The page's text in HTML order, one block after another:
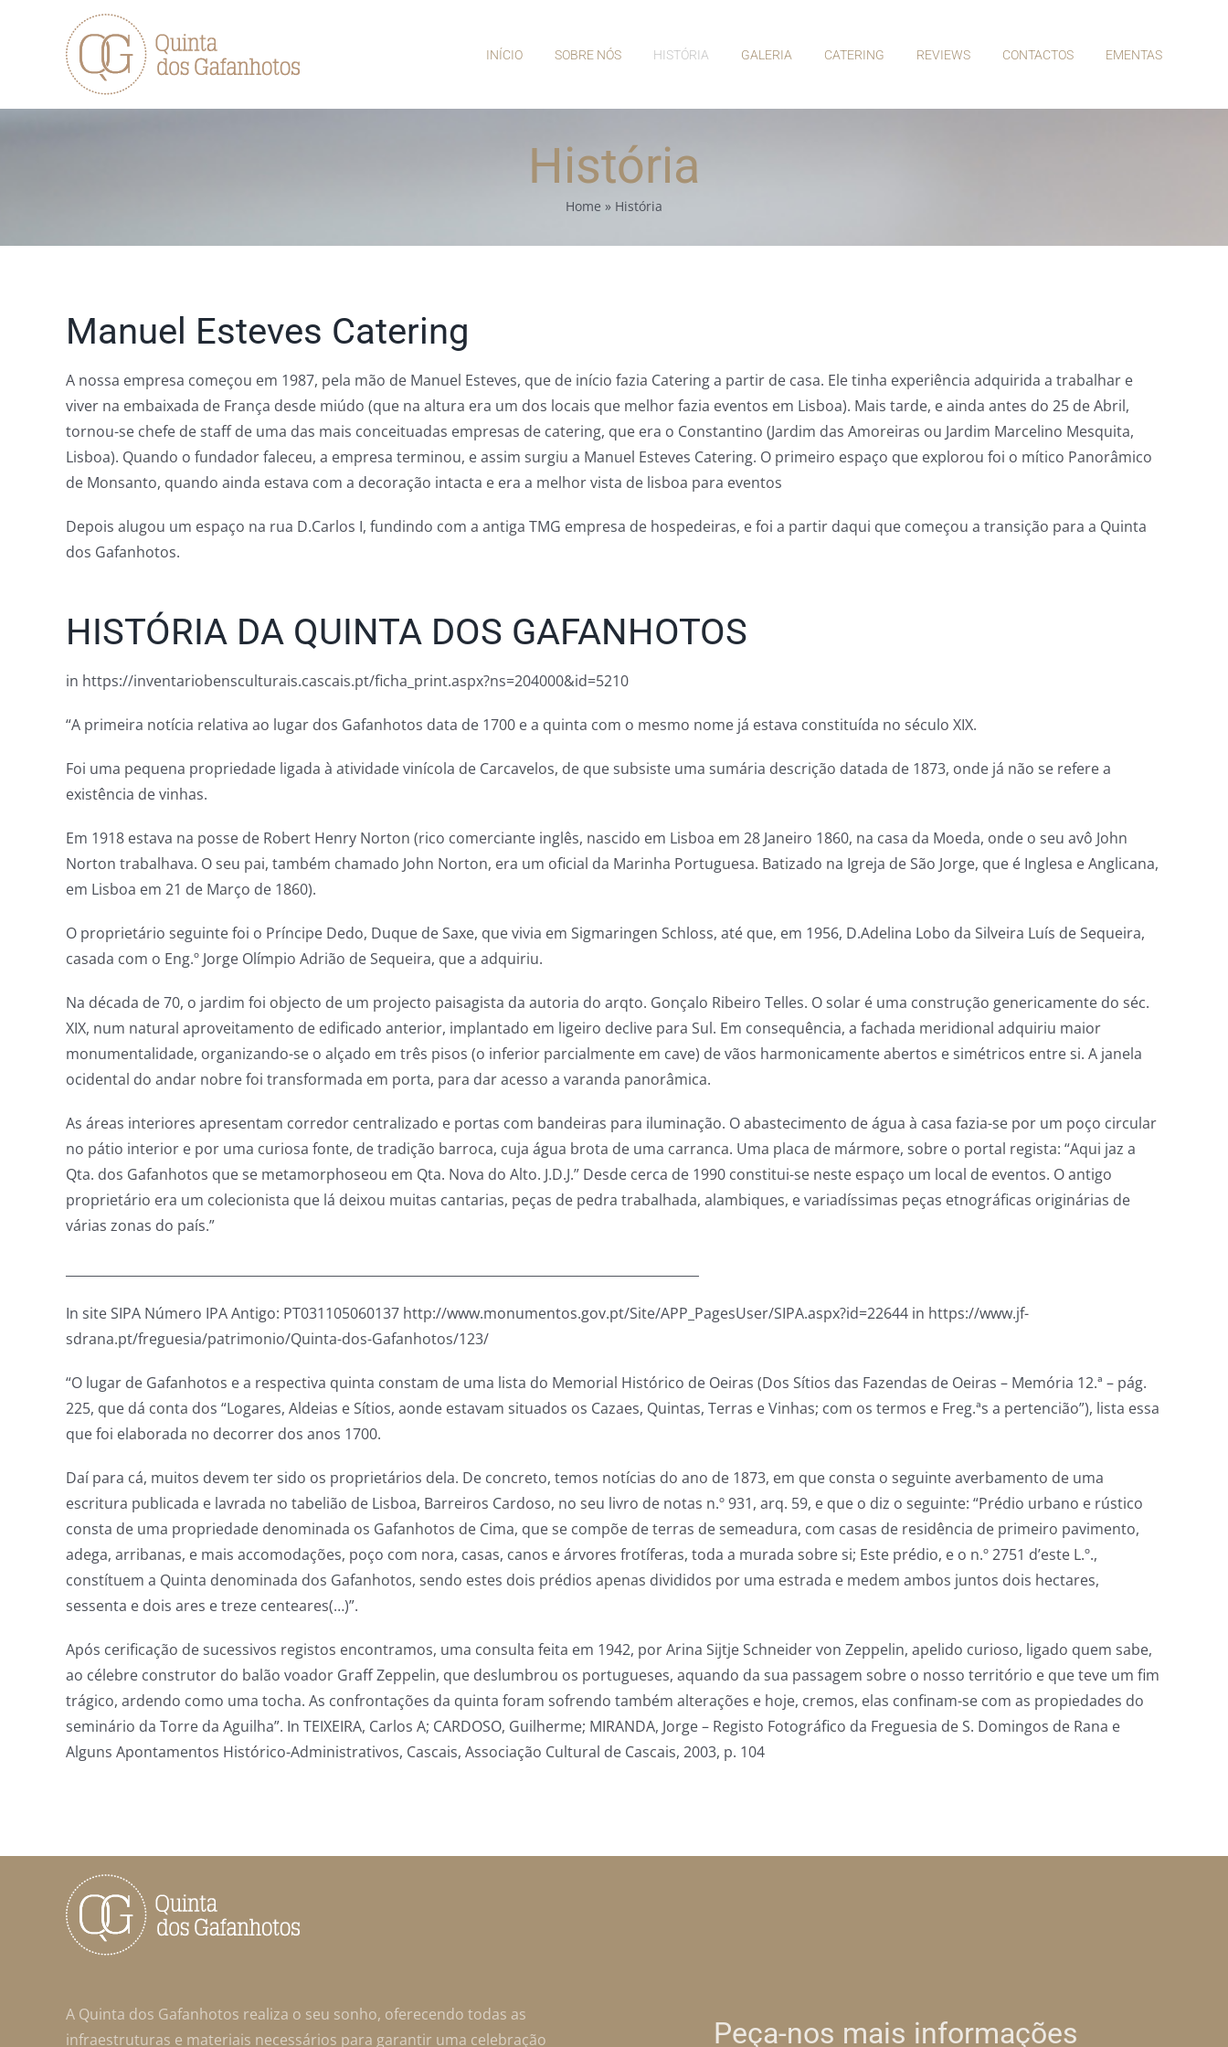
INÍCIO SOBRE NÓS HISTÓRIA GALERIA CATERING REVIEWS CONTACTOS EMENTAS
História
Home » História
Manuel Esteves Catering
A nossa empresa começou em 1987, pela mão de Manuel Esteves, que de início fazia Catering a partir de casa. Ele tinha experiência adquirida a trabalhar e
viver na embaixada de França desde miúdo (que na altura era um dos locais que melhor fazia eventos em Lisboa). Mais tarde, e ainda antes do 25 de Abril,
tornou-se chefe de staff de uma das mais conceituadas empresas de catering, que era o Constantino (Jardim das Amoreiras ou Jardim Marcelino Mesquita,
Lisboa). Quando o fundador faleceu, a empresa terminou, e assim surgiu a Manuel Esteves Catering. O primeiro espaço que explorou foi o mítico Panorâmico
de Monsanto, quando ainda estava com a decoração intacta e era a melhor vista de lisboa para eventos
Depois alugou um espaço na rua D.Carlos I, fundindo com a antiga TMG empresa de hospedeiras, e foi a partir daqui que começou a transição para a Quinta
dos Gafanhotos.
HISTÓRIA DA QUINTA DOS GAFANHOTOS
in https://inventariobensculturais.cascais.pt/ficha_print.aspx?ns=204000&id=5210
“A primeira notícia relativa ao lugar dos Gafanhotos data de 1700 e a quinta com o mesmo nome já estava constituída no século XIX.
Foi uma pequena propriedade ligada à atividade vinícola de Carcavelos, de que subsiste uma sumária descrição datada de 1873, onde já não se refere a
existência de vinhas.
Em 1918 estava na posse de Robert Henry Norton (rico comerciante inglês, nascido em Lisboa em 28 Janeiro 1860, na casa da Moeda, onde o seu avô John
Norton trabalhava. O seu pai, também chamado John Norton, era um oficial da Marinha Portuguesa. Batizado na Igreja de São Jorge, que é Inglesa e Anglicana,
em Lisboa em 21 de Março de 1860).
O proprietário seguinte foi o Príncipe Dedo, Duque de Saxe, que vivia em Sigmaringen Schloss, até que, em 1956, D.Adelina Lobo da Silveira Luís de Sequeira,
casada com o Eng.º Jorge Olímpio Adrião de Sequeira, que a adquiriu.
Na década de 70, o jardim foi objecto de um projecto paisagista da autoria do arqto. Gonçalo Ribeiro Telles. O solar é uma construção genericamente do séc.
XIX, num natural aproveitamento de edificado anterior, implantado em ligeiro declive para Sul. Em consequência, a fachada meridional adquiriu maior
monumentalidade, organizando-se o alçado em três pisos (o inferior parcialmente em cave) de vãos harmonicamente abertos e simétricos entre si. A janela
ocidental do andar nobre foi transformada em porta, para dar acesso a varanda panorâmica.
As áreas interiores apresentam corredor centralizado e portas com bandeiras para iluminação. O abastecimento de água à casa fazia-se por um poço circular
no pátio interior e por uma curiosa fonte, de tradição barroca, cuja água brota de uma carranca. Uma placa de mármore, sobre o portal regista: “Aqui jaz a
Qta. dos Gafanhotos que se metamorphoseou em Qta. Nova do Alto. J.D.J.” Desde cerca de 1990 constitui-se neste espaço um local de eventos. O antigo
proprietário era um colecionista que lá deixou muitas cantarias, peças de pedra trabalhada, alambiques, e variadíssimas peças etnográficas originárias de
várias zonas do país.”
In site SIPA Número IPA Antigo: PT031105060137 http://www.monumentos.gov.pt/Site/APP_PagesUser/SIPA.aspx?id=22644 in https://www.jf-
sdrana.pt/freguesia/patrimonio/Quinta-dos-Gafanhotos/123/
“O lugar de Gafanhotos e a respectiva quinta constam de uma lista do Memorial Histórico de Oeiras (Dos Sítios das Fazendas de Oeiras – Memória 12.ª – pág.
225, que dá conta dos “Logares, Aldeias e Sítios, aonde estavam situados os Cazaes, Quintas, Terras e Vinhas; com os termos e Freg.ªs a pertencião”), lista essa
que foi elaborada no decorrer dos anos 1700.
Daí para cá, muitos devem ter sido os proprietários dela. De concreto, temos notícias do ano de 1873, em que consta o seguinte averbamento de uma
escritura publicada e lavrada no tabelião de Lisboa, Barreiros Cardoso, no seu livro de notas n.º 931, arq. 59, e que o diz o seguinte: “Prédio urbano e rústico
consta de uma propriedade denominada os Gafanhotos de Cima, que se compõe de terras de semeadura, com casas de residência de primeiro pavimento,
adega, arribanas, e mais accomodações, poço com nora, casas, canos e árvores frotíferas, toda a murada sobre si; Este prédio, e o n.º 2751 d’este L.º.,
constítuem a Quinta denominada dos Gafanhotos, sendo estes dois prédios apenas divididos por uma estrada e medem ambos juntos dois hectares,
sessenta e dois ares e treze centeares(…)”.
Após cerificação de sucessivos registos encontramos, uma consulta feita em 1942, por Arina Sijtje Schneider von Zeppelin, apelido curioso, ligado quem sabe,
ao célebre construtor do balão voador Graff Zeppelin, que deslumbrou os portugueses, aquando da sua passagem sobre o nosso território e que teve um fim
trágico, ardendo como uma tocha. As confrontações da quinta foram sofrendo também alterações e hoje, cremos, elas confinam-se com as propiedades do
seminário da Torre da Aguilha”. In TEIXEIRA, Carlos A; CARDOSO, Guilherme; MIRANDA, Jorge – Registo Fotográfico da Freguesia de S. Domingos de Rana e
Alguns Apontamentos Histórico-Administrativos, Cascais, Associação Cultural de Cascais, 2003, p. 104
A Quinta dos Gafanhotos realiza o seu sonho, oferecendo todas as
infraestruturas e materiais necessários para garantir uma celebração
Peça-nos mais informações